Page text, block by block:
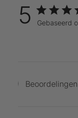
5 Gebaseerd